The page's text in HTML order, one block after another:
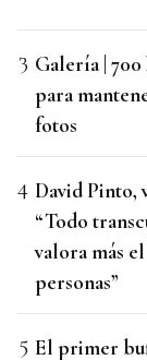
Galería |
para
fotos
David Pinto,
“Todo
valora más
personas”
El primer